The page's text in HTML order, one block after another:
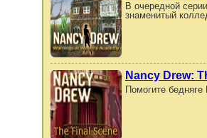
В очередной
знаменитый
Nancy Drew:
Помогите